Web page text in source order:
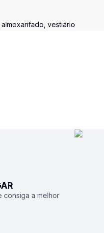
vestiário
consiga a melhor